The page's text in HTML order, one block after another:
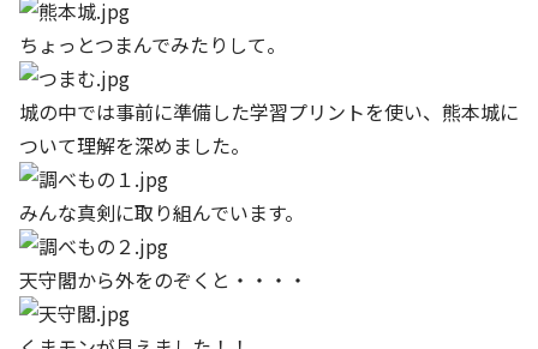
ちょっとつまんでみたりして。
城の中では事前に準備した学習プリントを使い、熊本城に
ついて理解を深めました。
みんな真剣に取り組んでいます。
天守閣から外をのぞくと・・・・